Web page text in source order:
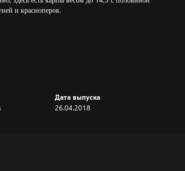
и красноперок.
Дата выпуска
26.04.2018